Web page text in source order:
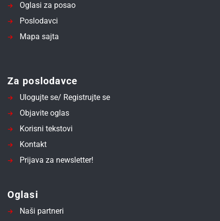
Oglasi za posao
Poslodavci
Mapa sajta
Za poslodavce
Ulogujte se/ Registrujte se
Objavite oglas
Korisni tekstovi
Kontakt
Prijava za newsletter!
Oglasi
Naši partneri